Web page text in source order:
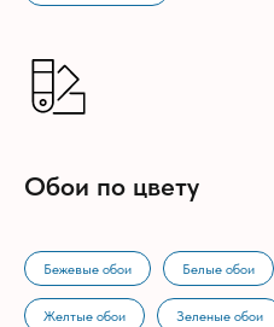
Обои по цвету
Бежевые обои Белые обои
Желтые обои Зеленые обои